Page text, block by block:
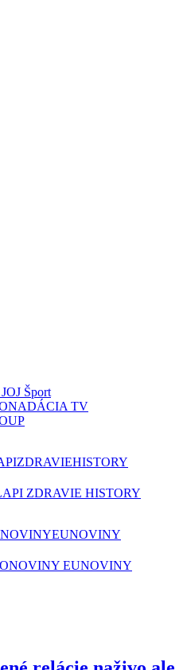
JOJ Šport
NADÁCIA TV
ZDRAVIEHISTORY
ZDRAVIE HISTORY
EUNOVINY
EUNOVINY